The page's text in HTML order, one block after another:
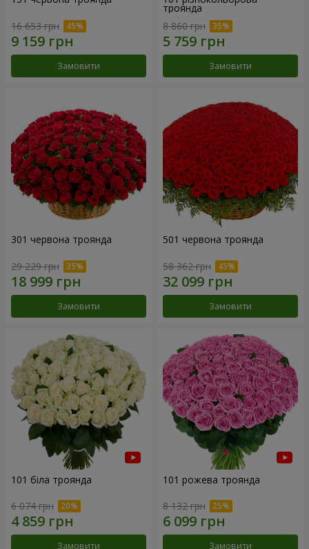
16 653 грн
Замовити
троянда
8 860 грн
Замовити
301 червона троянда
29 229 грн
Замовити
501 червона троянда
58 362 грн
Замовити
101 біла троянда
6 074 грн
Замовити
101 рожева троянда
8 132 грн
Замовити